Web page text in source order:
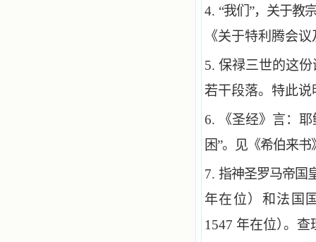
4. “我们”，关于教
《关于特利腾会
5. 保禄三世的这
若干段落。特此说
6.
《圣经》言：
困”。见《希伯来书
7. 指神圣罗马帝国
年在位）和法国
1547 年在位） 。查